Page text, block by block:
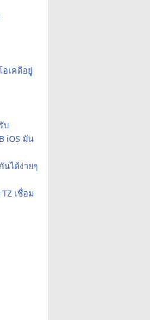
เคดีอยู่
บ
iOS มัน
นได้ง่ายๆ
เชื่อม